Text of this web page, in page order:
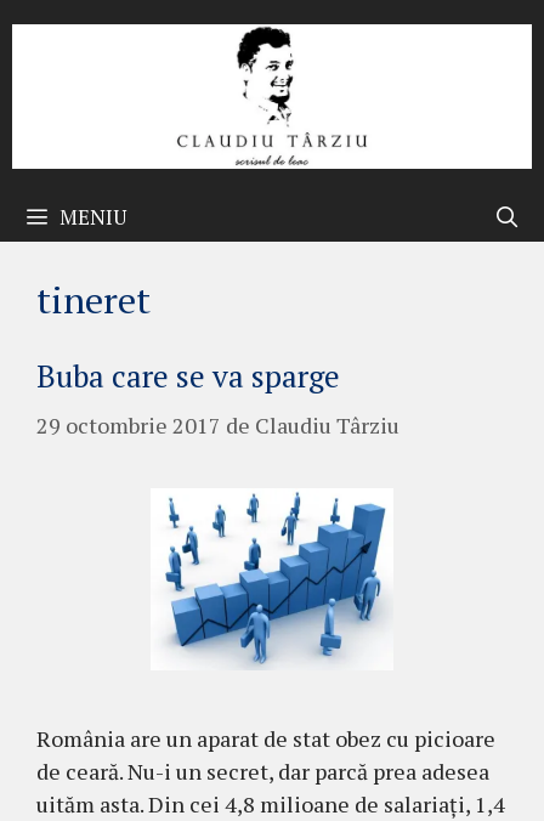
MENIU
tineret
Buba care se va sparge
29 octombrie 2017 de Claudiu Târziu
România are un aparat de stat obez cu picioare
de ceară. Nu-i un secret, dar parcă prea adesea
uităm asta. Din cei 4,8 milioane de salariați, 1,4